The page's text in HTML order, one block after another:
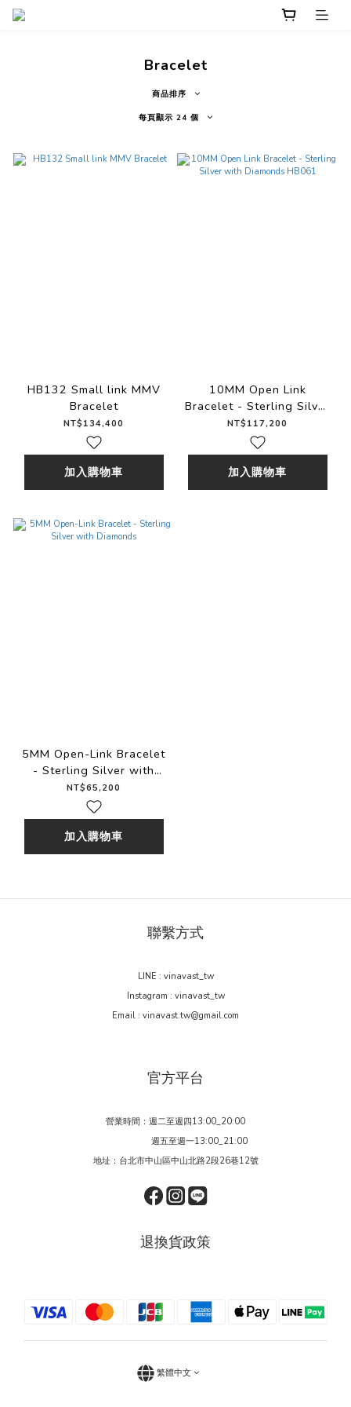
Bracelet
商品排序
每頁顯示 24 個
HB132 Small link MMV
Bracelet
NT$134,400
加入購物車
10MM Open Link
Bracelet - Sterling Silver
with Diamonds HB061
NT$117,200
加入購物車
5MM Open-Link Bracelet
- Sterling Silver with
Diamonds
NT$65,200
加入購物車
聯繫方式
LINE : vinavast_tw
Instagram : vinavast_tw
Email : vinavast.tw@gmail.com
官方平台
營業時間：週二至週四13:00_20:00
週五至週一13:00_21:00
地址：台北市中山區中山北路2段26巷12號
退換貨政策
繁體中文